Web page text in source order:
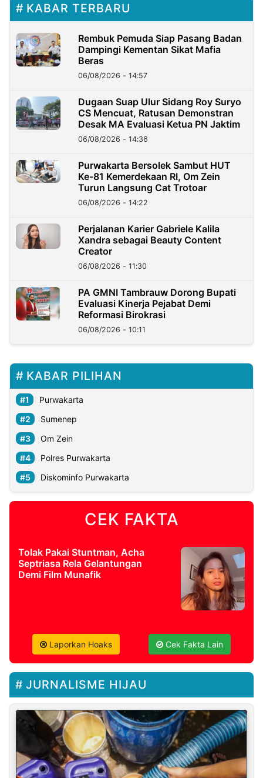
KABAR TERBARU
Rembuk Pemuda Siap Pasang Badan
Dampingi Kementan Sikat Mafia
Beras
06/08/2026 - 14:57
Dugaan Suap Ulur Sidang Roy Suryo
CS Mencuat, Ratusan Demonstran
Desak MA Evaluasi Ketua PN Jaktim
06/08/2026 - 14:36
Purwakarta Bersolek Sambut HUT
Ke-81 Kemerdekaan RI, Om Zein
Turun Langsung Cat Trotoar
06/08/2026 - 14:22
Perjalanan Karier Gabriele Kalila
Xandra sebagai Beauty Content
Creator
06/08/2026 - 11:30
PA GMNI Tambrauw Dorong Bupati
Evaluasi Kinerja Pejabat Demi
Reformasi Birokrasi
06/08/2026 - 10:11
KABAR PILIHAN
Purwakarta
Sumenep
Om Zein
Polres Purwakarta
Diskominfo Purwakarta
CEK FAKTA
Tolak Pakai Stuntman, Acha
Septriasa Rela Gelantungan
Demi Film Munafik
Laporkan Hoaks Cek Fakta Lain
JURNALISME HIJAU